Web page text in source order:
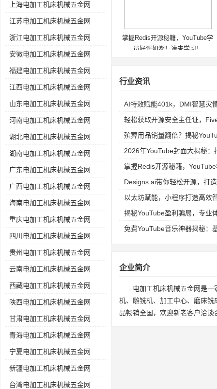
上海电加工机床机械五金网
江苏电加工机床机械五金网
浙江电加工机床机械五金网
安徽电加工机床机械五金网
福建电加工机床机械五金网
江西电加工机床机械五金网
山东电加工机床机械五金网
河南电加工机床机械五金网
湖北电加工机床机械五金网
湖南电加工机床机械五金网
广东电加工机床机械五金网
广西电加工机床机械五金网
海南电加工机床机械五金网
重庆电加工机床机械五金网
四川电加工机床机械五金网
贵州电加工机床机械五金网
云南电加工机床机械五金网
西藏电加工机床机械五金网
陕西电加工机床机械五金网
甘肃电加工机床机械五金网
青海电加工机床机械五金网
宁夏电加工机床机械五金网
新疆电加工机床机械五金网
台湾电加工机床机械五金网
掌握Redis开源秘籍，YouTube学
员好评如潮！速来学习！
行业资讯
AI特效赋能401k，DMI智慧灾
轻松获取开源安全主任证，
殡葬用品销量翻倍？揭秘
2026年YouTube封面大揭秘
掌握Redis开源秘籍，
Designs.ai带你轻松开源，打
以太坊赋能，小程序打造高效
揭秘YouTube盈利骗局，专业
免费YouTube音乐神器揭秘：
企业简介
电加工机床机械五金网是
机、雕铣机、加工中心、磨床
品畅销全国，欢迎新老客户洽谈